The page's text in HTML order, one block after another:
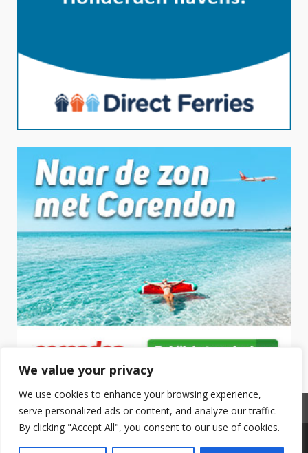
We value your privacy
We use cookies to enhance your browsing experience,
serve personalized ads or content, and analyze our traffic.
By clicking "Accept All", you consent to our use of cookies.
Privacyverklaring
Copyright © 2025 Hotel Boeken. All Rights Reserved.